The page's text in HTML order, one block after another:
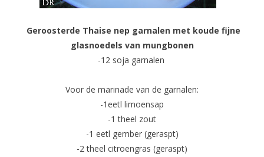
Geroosterde Thaise nep garnalen met koude fijne
glasnoedels van mungbonen
-12 soja garnalen
Voor de marinade van de garnalen:
-1eetl limoensap
-1 theel zout
-1 eetl gember (geraspt)
-2 theel citroengras (geraspt)